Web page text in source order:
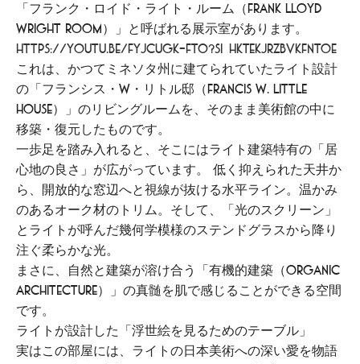
「フランク・ロイド・ライト・ルーム（Frank Lloyd
Wright Room）」と呼ばれる展示室があります。
https://youtu.be/FYjCUGK-fT0?si=HkTekjRZBvkfNTOE
これは、かつてミネソタ州に建てられていたライト設計
の「フランシス・W・リトル邸（Francis W. Little
House）」のリビングルームを、そのまま美術館の中に
移築・復元したものです。
一歩足を踏み入れると、そこにはライト建築特有の「居
心地の良さ」が広がっています。 低く抑えられた天井か
ら、開放的な窓辺へと視線が抜ける水平ライン。温かみ
のあるオーク材のトリム。そして、「光のスクリーン」
とライトが呼んだ幾何学模様のステンドグラスから降り
注ぐ柔らかな光。
まさに、自然と建築が溶け合う「有機的建築（Organic
Architecture）」の真髄を肌で感じることができる空間
です。
ライトが設計した「浮世絵を見るためのテーブル」
実はこの部屋には、ライトの日本美術への深い愛を物語